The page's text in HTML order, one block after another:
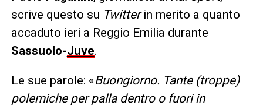
scrive questo su Twitterin merito a quanto
accaduto ieri a Reggio Emilia durante
Sassuolo-Juve.
Le sue parole: «Buongiorno. Tante (troppe)
polemiche per palla dentro o fuori in